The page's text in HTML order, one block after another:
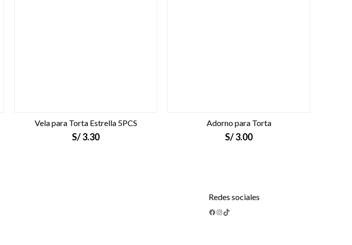
Vela para Torta Estrella 5PCS
S/3.30
Adorno para Torta
S/3.00
Redes sociales
Facebook Instagram TikTok